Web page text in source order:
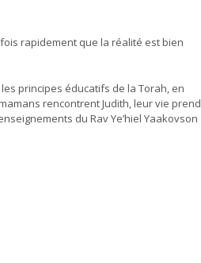
rapidement que la réalité est bien
principes éducatifs de la Torah, en
rencontrent Judith, leur vie prend
du Rav Ye’hiel Yaakovson